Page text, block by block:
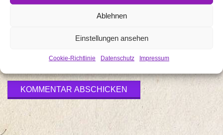
Ablehnen
Einstellungen ansehen
Cookie-Richtlinie Datenschutz Impressum